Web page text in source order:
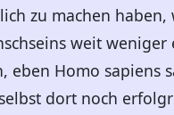
zu machen
weit weniger
Homo sapiens
dort noch